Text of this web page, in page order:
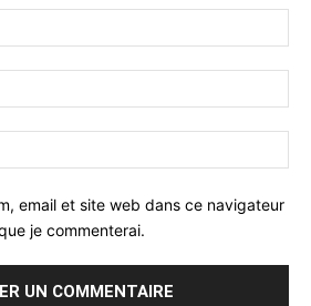
email et site web dans ce navigateur
je commenterai.